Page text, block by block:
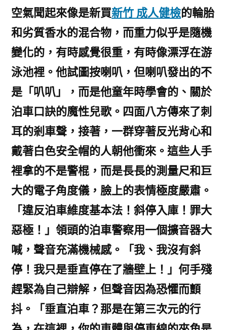
空氣聞起來像是新買新竹 成人健檢的輪胎
和劣質香水的混合物，而重力似乎是隨機
變化的，有時感覺很重，有時像漂浮在游
泳池裡。他試圖按喇叭，但喇叭發出的不
是「叭叭」，而是他童年時學會的、關於
泊車口訣的魔性兒歌。四面八方傳來了刺
耳的剎車聲，接著，一群穿著反光背心和
戴著白色安全帽的人朝他衝來。這些人手
裡拿的不是警棍，而是長長的測量尺和巨
大的電子角度儀，臉上的表情極度嚴肅。
「違反泊車維度基本法！斜停入庫！罪大
惡極！」領頭的泊車警察用一個擴音器大
喊，聲音充滿機械感。「我、我沒有斜
停！我只是垂直停在了牆壁上！」何手殘
趕緊為自己辯解，但聲音因為恐懼而顫
抖。「垂直泊車？那是在第三次元的行